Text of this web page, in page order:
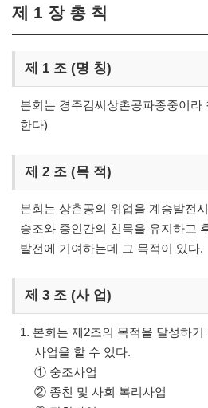
제 1 장 총 칙
제 1 조 (명 칭)
본회는 경주김씨상촌공파종중이라
한다)
제 2 조 (목 적)
본회는 상촌공의 위업을 계승발전
숭조와 종인간의 친목을 유지하고
발전에 기여하는데 그 목적이 있다.
제 3 조 (사 업)
1. 본회는 제2조의 목적을 달성하
사업을 할 수 있다.
① 숭조사업
② 종친 및 사회 복리사업